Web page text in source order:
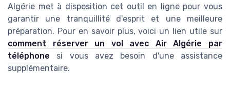
Algérie met à disposition cet outil en ligne pour vous
garantir une tranquillité d'esprit et une meilleure
préparation. Pour en savoir plus, voici un lien utile sur
comment réserver un vol avec Air Algérie par
téléphone si vous avez besoin d'une assistance
supplémentaire.